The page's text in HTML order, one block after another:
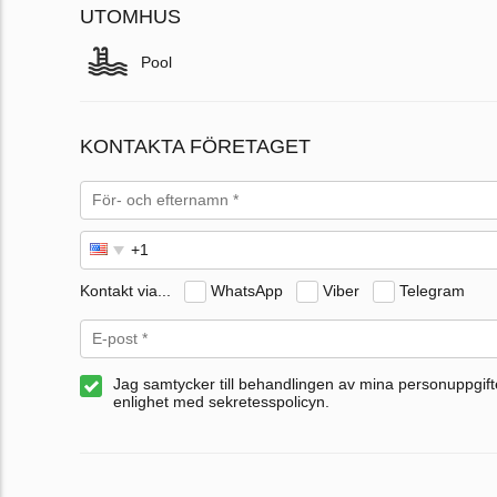
UTOMHUS
Pool
KONTAKTA FÖRETAGET
Kontakt via... WhatsApp Viber Telegram
Jag samtycker till behandlingen av mina
enlighet med sekretesspolicyn.